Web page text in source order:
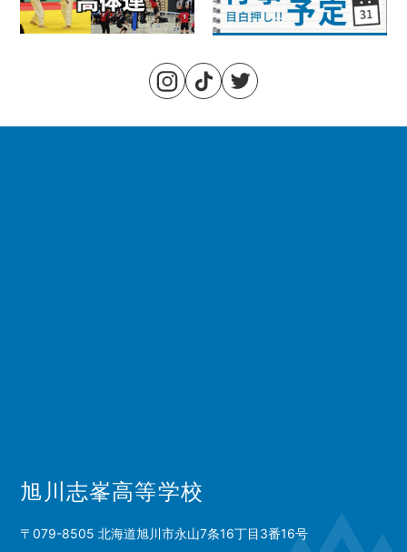
旭川志峯高等学校
〒079-8505 北海道旭川市永山7条16丁目3番16号